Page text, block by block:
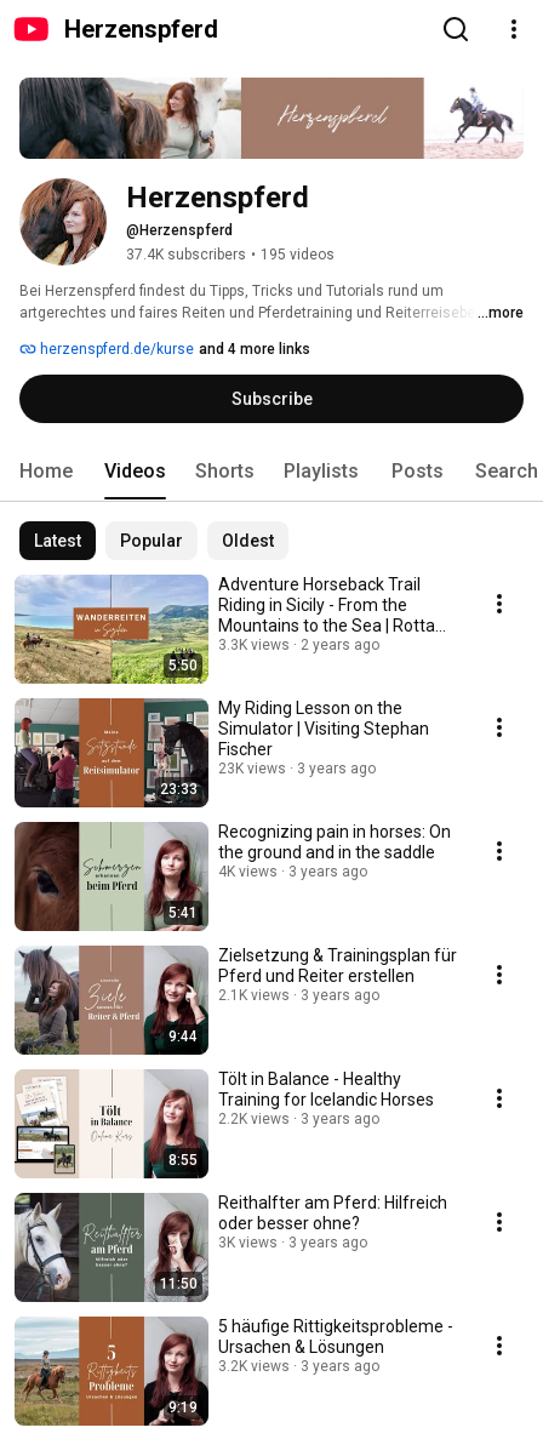
Herzenspferd
Herzenspferd
@Herzenspferd
37.4K subscribers • 195 videos
Bei Herzenspferd findest du Tipps, Tricks und Tutorials rund um
artgerechtes und faires Reiten und Pferdetraining und Reiterreiseberichte.
Pferden - einfach und verständlich erklärt, ohne Perfektionismus und
Fachchinesisch!
...more
herzenspferd.de/kurse and 4 more links
Subscribe
Home Videos Shorts Playlists Posts Search
Latest Popular Oldest
5:50
Adventure Horseback Trail
Riding in Sicily - From the
Mountains to the Sea | Rotta
Sikana - Sikan...
3.3K views 2 years ago
23:33
My Riding Lesson on the
Simulator | Visiting Stephan
Fischer
23K views 3 years ago
5:41
Recognizing pain in horses: On
the ground and in the saddle
4K views 3 years ago
9:44
Zielsetzung & Trainingsplan für
Pferd und Reiter erstellen
2.1K views 3 years ago
8:55
Tölt in Balance - Healthy
Training for Icelandic Horses
2.2K views 3 years ago
11:50
Reithalfter am Pferd: Hilfreich
oder besser ohne?
3K views 3 years ago
9:19
5 häufige Rittigkeitsprobleme -
Ursachen & Lösungen
3.2K views 3 years ago